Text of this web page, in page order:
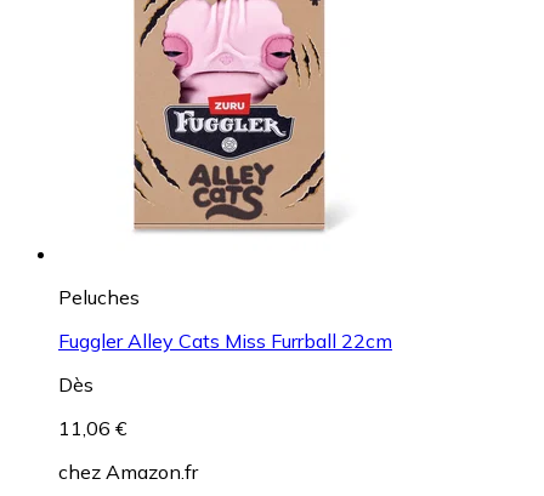
Peluches
Fuggler Alley Cats Miss Furrball 22cm
Dès
11,06 €
chez Amazon.fr